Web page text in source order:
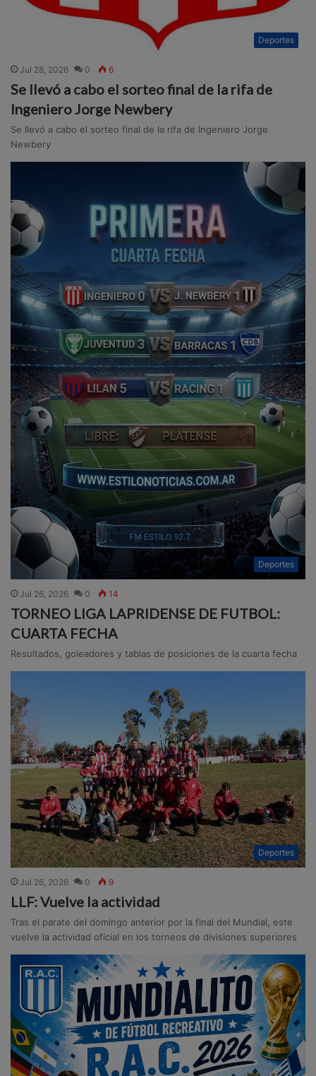
Deportes
Jul 28, 2026 0 6
Se llevó a cabo el sorteo final de la rifa de
Ingeniero Jorge Newbery
Se llevó a cabo el sorteo final de la rifa de Ingeniero Jorge
Newbery
Deportes
Jul 26, 2026 0 14
TORNEO LIGA LAPRIDENSE DE FUTBOL:
CUARTA FECHA
Resultados, goleadores y tablas de posiciones de la cuarta fecha
Deportes
Jul 26, 2026 0 9
LLF: Vuelve la actividad
Tras el parate del domingo anterior por la final del Mundial, este
vuelve la actividad oficial en los torneos de divisiones superiores